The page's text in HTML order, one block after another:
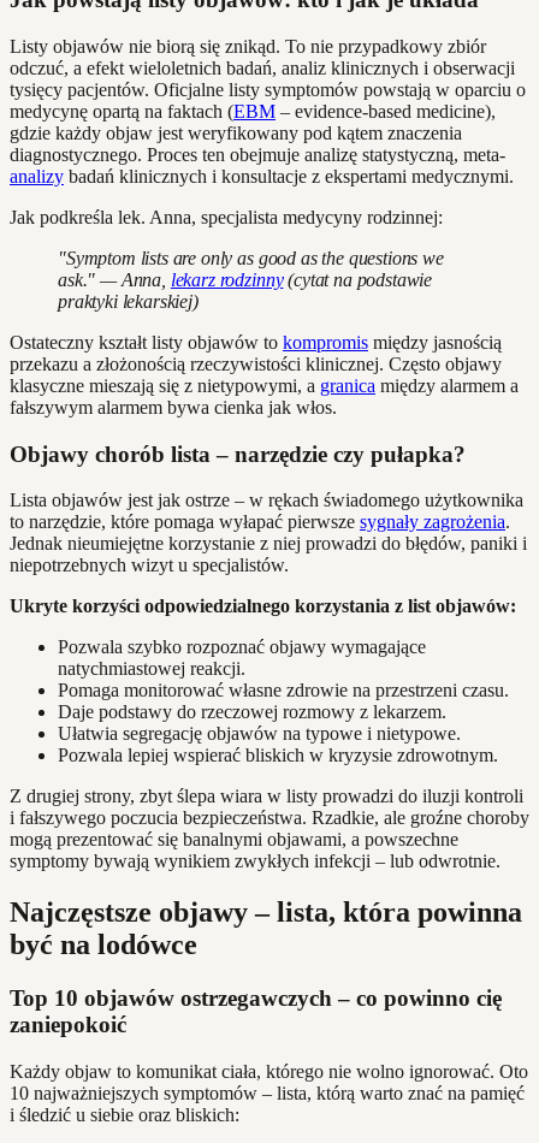
Listy objawów nie biorą się znikąd. To nie przypadkowy zbiór
odczuć, a efekt wieloletnich badań, analiz klinicznych i obserwacji
tysięcy pacjentów. Oficjalne listy symptomów powstają w oparciu o
medycynę opartą na faktach (EBM – evidence-based medicine),
gdzie każdy objaw jest weryfikowany pod kątem znaczenia
diagnostycznego. Proces ten obejmuje analizę statystyczną, meta-
analizy badań klinicznych i konsultacje z ekspertami medycznymi.
Jak podkreśla lek. Anna, specjalista medycyny rodzinnej:
"Symptom lists are only as good as the questions we
ask." — Anna, lekarz rodzinny(cytat na podstawie
praktyki lekarskiej)
Ostateczny kształt listy objawów to kompromis między jasnością
przekazu a złożonością rzeczywistości klinicznej. Często objawy
klasyczne mieszają się z nietypowymi, a granica między alarmem a
fałszywym alarmem bywa cienka jak włos.
Objawy chorób lista – narzędzie czy pułapka?
Lista objawów jest jak ostrze – w rękach świadomego użytkownika
to narzędzie, które pomaga wyłapać pierwsze sygnały zagrożenia.
Jednak nieumiejętne korzystanie z niej prowadzi do błędów, paniki i
niepotrzebnych wizyt u specjalistów.
Ukryte korzyści odpowiedzialnego korzystania z list objawów:
Pozwala szybko rozpoznać objawy wymagające
natychmiastowej reakcji.
Pomaga monitorować własne zdrowie na przestrzeni czasu.
Daje podstawy do rzeczowej rozmowy z lekarzem.
Ułatwia segregację objawów na typowe i nietypowe.
Pozwala lepiej wspierać bliskich w kryzysie zdrowotnym.
Z drugiej strony, zbyt ślepa wiara w listy prowadzi do iluzji kontroli
i fałszywego poczucia bezpieczeństwa. Rzadkie, ale groźne choroby
mogą prezentować się banalnymi objawami, a powszechne
symptomy bywają wynikiem zwykłych infekcji – lub odwrotnie.
Najczęstsze objawy – lista, która powinna
być na lodówce
Top 10 objawów ostrzegawczych – co powinno cię
zaniepokoić
Każdy objaw to komunikat ciała, którego nie wolno ignorować. Oto
10 najważniejszych symptomów – lista, którą warto znać na pamięć
i śledzić u siebie oraz bliskich: